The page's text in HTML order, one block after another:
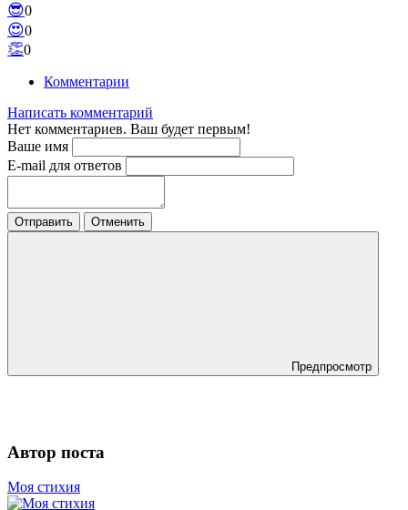
😎0
😍0
👏0
Комментарии
Написать комментарий
Нет комментариев. Ваш будет первым!
Ваше имя
E-mail для ответов
Отправить Отменить
Предпросмотр
Автор поста
Моя стихия